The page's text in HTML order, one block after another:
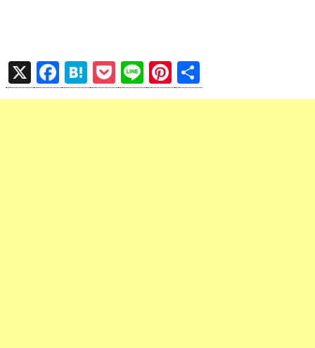
X
F
a
H
at
P
o
Li
n
Pi
nt 有